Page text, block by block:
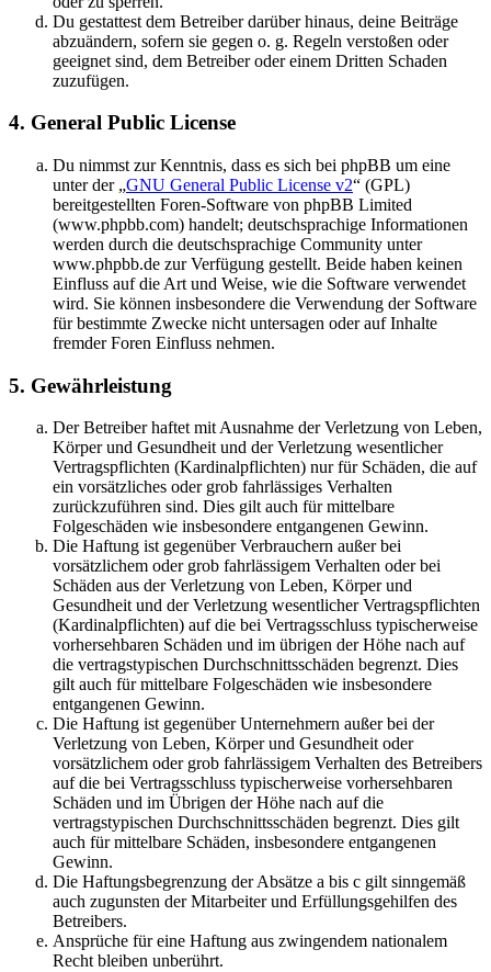
Du gestattest dem Betreiber darüber hinaus, deine Beiträge
abzuändern, sofern sie gegen o. g. Regeln verstoßen oder
geeignet sind, dem Betreiber oder einem Dritten Schaden
zuzufügen.
4. General Public License
Du nimmst zur Kenntnis, dass es sich bei phpBB um eine
unter der „GNU General Public License v2“ (GPL)
bereitgestellten Foren-Software von phpBB Limited
(www.phpbb.com) handelt; deutschsprachige Informationen
werden durch die deutschsprachige Community unter
www.phpbb.de zur Verfügung gestellt. Beide haben keinen
Einfluss auf die Art und Weise, wie die Software verwendet
wird. Sie können insbesondere die Verwendung der Software
für bestimmte Zwecke nicht untersagen oder auf Inhalte
fremder Foren Einfluss nehmen.
5. Gewährleistung
Der Betreiber haftet mit Ausnahme der Verletzung von Leben,
Körper und Gesundheit und der Verletzung wesentlicher
Vertragspflichten (Kardinalpflichten) nur für Schäden, die auf
ein vorsätzliches oder grob fahrlässiges Verhalten
zurückzuführen sind. Dies gilt auch für mittelbare
Folgeschäden wie insbesondere entgangenen Gewinn.
Die Haftung ist gegenüber Verbrauchern außer bei
vorsätzlichem oder grob fahrlässigem Verhalten oder bei
Schäden aus der Verletzung von Leben, Körper und
Gesundheit und der Verletzung wesentlicher Vertragspflichten
(Kardinalpflichten) auf die bei Vertragsschluss typischerweise
vorhersehbaren Schäden und im übrigen der Höhe nach auf
die vertragstypischen Durchschnittsschäden begrenzt. Dies
gilt auch für mittelbare Folgeschäden wie insbesondere
entgangenen Gewinn.
Die Haftung ist gegenüber Unternehmern außer bei der
Verletzung von Leben, Körper und Gesundheit oder
vorsätzlichem oder grob fahrlässigem Verhalten des Betreibers
auf die bei Vertragsschluss typischerweise vorhersehbaren
Schäden und im Übrigen der Höhe nach auf die
vertragstypischen Durchschnittsschäden begrenzt. Dies gilt
auch für mittelbare Schäden, insbesondere entgangenen
Gewinn.
Die Haftungsbegrenzung der Absätze a bis c gilt sinngemäß
auch zugunsten der Mitarbeiter und Erfüllungsgehilfen des
Betreibers.
Ansprüche für eine Haftung aus zwingendem nationalem
Recht bleiben unberührt.